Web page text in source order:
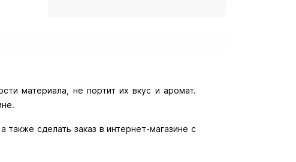
материала, не портит их вкус и аромат.
сделать заказ в интернет-магазине с